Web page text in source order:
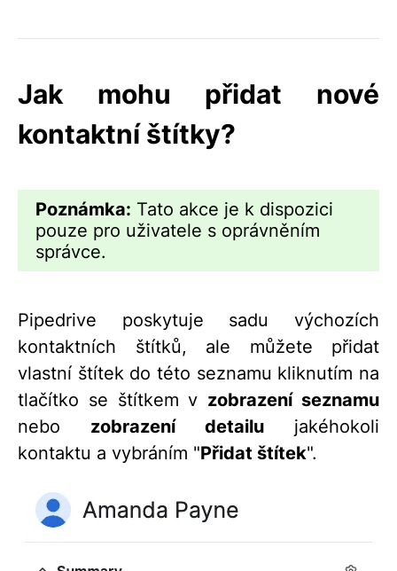
Jak mohu přidat nové
kontaktní štítky?
Poznámka: Tato akce je k dispozici
pouze pro uživatele s oprávněním
správce.
Pipedrive poskytuje sadu výchozích
kontaktních štítků, ale můžete přidat
vlastní štítek do této seznamu kliknutím na
tlačítko se štítkem v zobrazení seznamu
nebo zobrazení detailu jakéhokoli
kontaktu a vybráním "Přidat štítek".